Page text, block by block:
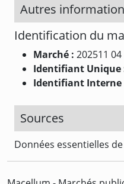
Autres
Identification du
Marché : 202511 04
Identifiant Unique
Identifiant Interne
Sources
Données essentielles